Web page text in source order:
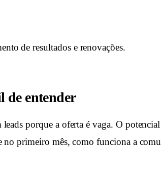
de resultados e renovações.
de entender
porque a oferta é vaga. O
no primeiro mês, como funciona a